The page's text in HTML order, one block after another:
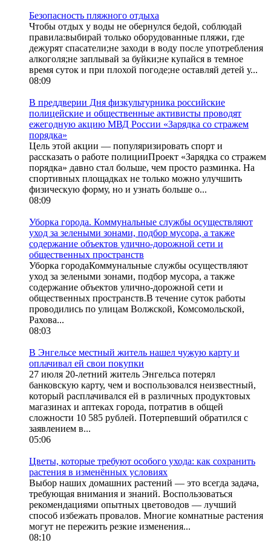
Безопасность пляжного отдыха
Чтобы отдых у воды не обернулся бедой, соблюдай
правила:выбирай только оборудованные пляжи, где
дежурят спасатели;не заходи в воду после употребления
алкоголя;не заплывай за буйки;не купайся в темное
время суток и при плохой погоде;не оставляй детей у...
08:09
В преддверии Дня физкультурника российские
полицейские и общественные активисты проводят
ежегодную акцию МВД России «Зарядка со стражем
порядка»
Цель этой акции — популяризировать спорт и
рассказать о работе полицииПроект «Зарядка со стражем
порядка» давно стал больше, чем просто разминка. На
спортивных площадках не только можно улучшить
физическую форму, но и узнать больше о...
08:09
Уборка города. Коммунальные службы осуществляют
уход за зелеными зонами, подбор мусора, а также
содержание объектов улично-дорожной сети и
общественных пространств
Уборка городаКоммунальные службы осуществляют
уход за зелеными зонами, подбор мусора, а также
содержание объектов улично-дорожной сети и
общественных пространств.В течение суток работы
проводились по улицам Волжской, Комсомольской,
Рахова...
08:03
В Энгельсе местный житель нашел чужую карту и
оплачивал ей свои покупки
27 июля 20-летний житель Энгельса потерял
банковскую карту, чем и воспользовался неизвестный,
который расплачивался ей в различных продуктовых
магазинах и аптеках города, потратив в общей
сложности 10 585 рублей. Потерпевший обратился с
заявлением в...
05:06
Цветы, которые требуют особого ухода: как сохранить
растения в изменённых условиях
Выбор наших домашних растений — это всегда задача,
требующая внимания и знаний. Воспользоваться
рекомендациями опытных цветоводов — лучший
способ избежать провалов. Многие комнатные растения
могут не пережить резкие изменения...
08:10